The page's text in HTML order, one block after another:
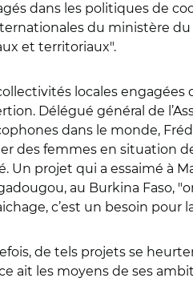
sur Facebook
sur Linkedin
sur Twitter
sur Courriel
dans les politiques de
du ministère
et territoriaux".
locales
Délégué général de
dans le monde,
des femmes en situation
Un projet qui a essaimé à
au Burkina Faso,
c’est un besoin
de tels projets se
ait les moyens de ses